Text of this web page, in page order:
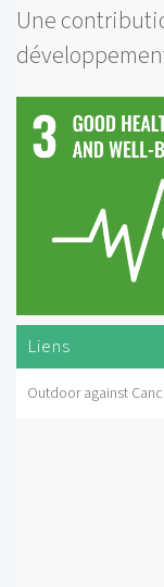
Une
Liens
Outdoor against